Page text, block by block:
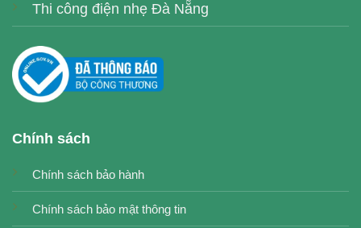
Thi công điện nhẹ Đà Nẵng
Chính sách
Chính sách bảo hành
Chính sách bảo mật thông tin